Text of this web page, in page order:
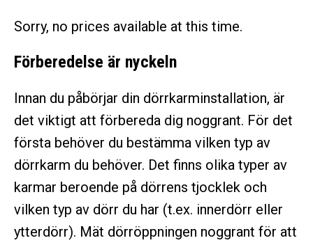
Sorry, no prices available at this time.
Förberedelse är nyckeln
Innan du påbörjar din dörrkarminstallation, är
det viktigt att förbereda dig noggrant. För det
första behöver du bestämma vilken typ av
dörrkarm du behöver. Det finns olika typer av
karmar beroende på dörrens tjocklek och
vilken typ av dörr du har (t.ex. innerdörr eller
ytterdörr). Mät dörröppningen noggrant för att